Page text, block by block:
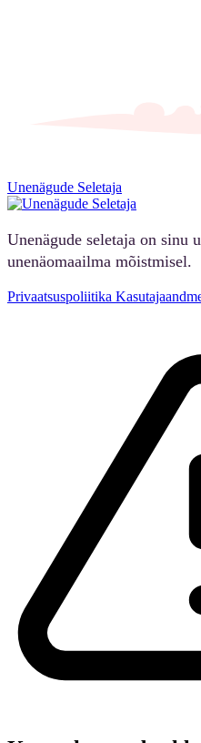
Unenägude Seletaja
Unenägude seletaja on sinu
unenäomaailma mõistmisel.
Privaatsuspoliitika